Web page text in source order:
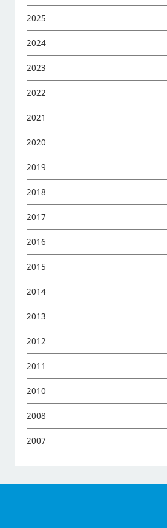
2025
2024
2023
2022
2021
2020
2019
2018
2017
2016
2015
2014
2013
2012
2011
2010
2008
2007